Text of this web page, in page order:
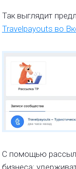
Так выглядит
Travelpayouts во
С помощью
бизнеса: